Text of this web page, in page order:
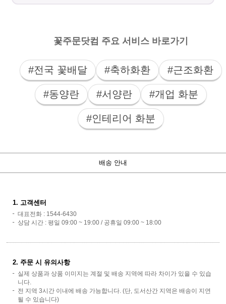
꽃주문닷컴 주요 서비스 바로가기
#전국 꽃배달 #축하화환 #근조화환
#동양란 #서양란 #개업 화분
#인테리어 화분
배송 안내
1. 고객센터
대표전화 : 1544-6430
상담 시간 : 평일 09:00 ~ 19:00 / 공휴일 09:00 ~ 18:00
2. 주문 시 유의사항
실제 상품과 상품 이미지는 계절 및 배송 지역에 따라 차이가 있을 수 있습
니다.
전 지역 3시간 이내에 배송 가능합니다. (단, 도서산간 지역은 배송이 지연
될 수 있습니다)